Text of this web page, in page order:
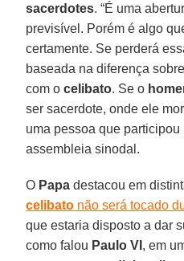
sacerdotes. “É uma
previsível. Porém é algo
certamente. Se perderá
baseada na diferença
com ocelibato. Se o
ser sacerdote, onde ele
uma pessoa que participou
assembleia sinodal.
O Papa destacou em
celibato não será tocado
que estaria disposto a dar
como falou Paulo VI , em